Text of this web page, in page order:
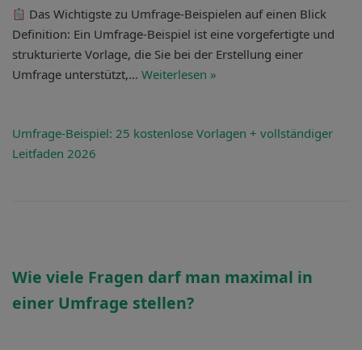
Das Wichtigste zu Umfrage-Beispielen auf einen Blick
Definition: Ein Umfrage-Beispiel ist eine vorgefertigte und
strukturierte Vorlage, die Sie bei der Erstellung einer
Umfrage unterstützt,… Weiterlesen »
Umfrage-Beispiel: 25 kostenlose Vorlagen + vollständiger
Leitfaden 2026
Wie viele Fragen darf man maximal in
einer Umfrage stellen?